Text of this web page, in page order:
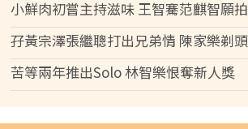
小鮮肉初嘗主持滋味 王智騫范麒智願
孖黃宗澤張繼聰打出兄弟情 陳家樂剃
苦等兩年推出Solo 林智樂恨奪新人獎